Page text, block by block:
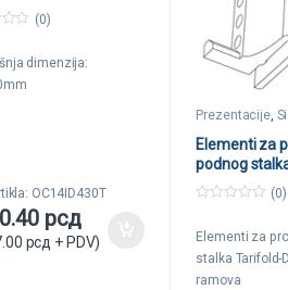
Tarifold
(0)
dimenzija:
OC14ID430T
рсд
рсд + PDV)
Prezentacije,
Elementi za
podnog
Djois za
u
o
f
(0)
Elementi za
stalka Tarifold-
ramova